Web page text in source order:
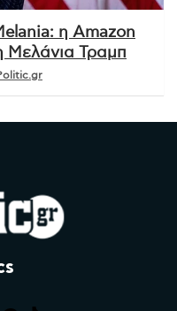
η Amazon
Μελάνια Τραμπ